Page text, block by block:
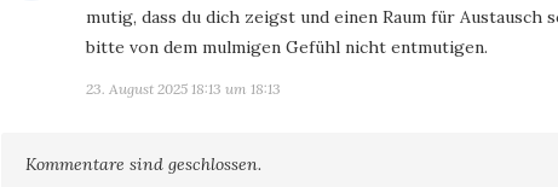
mutig, dass du dich zeigst und einen Raum für Austausch
bitte von dem mulmigen Gefühl nicht entmutigen.
23. August 2025 18:13 um 18:13
Kommentare sind geschlossen.